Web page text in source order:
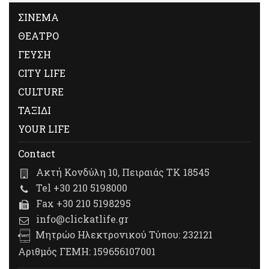
ΣΙΝΕΜΑ
ΘΕΑΤΡΟ
ΓΕΥΣΗ
CITY LIFE
CULTURE
ΤΑΞΙΔΙ
YOUR LIFE
Contact
Ακτή Κονδύλη 10, Πειραιάς ΤΚ 18545
Tel +30 210 5198000
Fax +30 210 5198295
info@clickatlife.gr
Μητρώο Ηλεκτρονικού Τύπου: 232121
Αριθμός ΓΕΜΗ: 159656107001